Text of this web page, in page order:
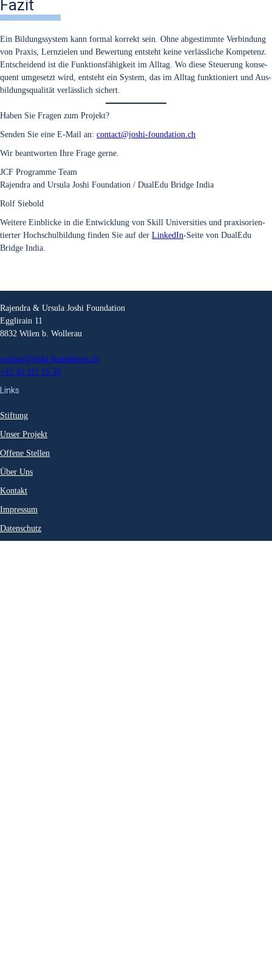
Fazit
Ein Bil­dungs­sys­tem kann for­mal kor­rekt sein. Ohne abge­stimm­te Ver­bin­dung
von Pra­xis, Lern­zie­len und Bewer­tung ent­steht kei­ne ver­läss­li­che Kom­pe­tenz.
Ent­schei­dend ist die Funk­ti­ons­fä­hig­keit im All­tag. Wo die­se Steue­rung kon­se­
quent umge­setzt wird, ent­steht ein Sys­tem, das im All­tag funk­tio­niert und Aus­
bil­dungs­qua­li­tät ver­läss­lich sichert.
Haben Sie Fra­gen zum Pro­jekt?
Sen­den Sie eine E‑Mail an: contact@joshi-foundation.ch
Wir beant­wor­ten Ihre Fra­ge ger­ne.
JCF Pro­gram­me Team
Rajen­dra and Ursu­la Joshi Foun­da­ti­on / Dua­lEdu Bridge India
Rolf Sie­bold
Wei­te­re Ein­bli­cke in die Ent­wick­lung von Skill Uni­ver­si­ties und pra­xis­ori­en­
tier­ter Hoch­schul­bil­dung fin­den Sie auf der Lin­ke­dIn-Sei­te von Dua­lEdu
Bridge India.
Rajendra & Ursula Joshi Foundation
Egglirain 11
8832 Wilen b. Wollerau
contact@joshi-foundation.ch
+41 43 311 15 30
Links
Stiftung
Unser Projekt
Offene Stellen
Über Uns
Kontakt
Impressum
Datenschutz